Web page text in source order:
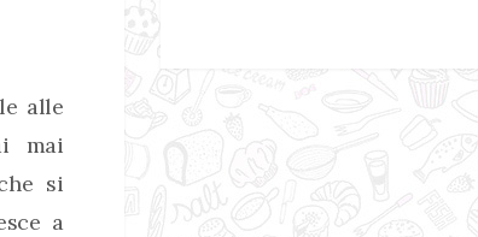
alle
mai
si
a